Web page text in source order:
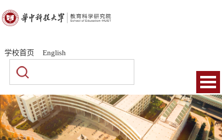
学校首页 English